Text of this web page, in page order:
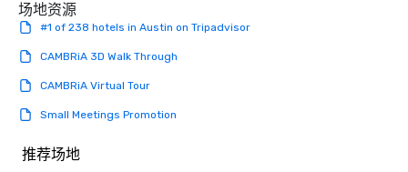
场地资源
#1 of 238 hotels in Austin on Tripadvisor
CAMBRiA 3D Walk Through
CAMBRiA Virtual Tour
Small Meetings Promotion
推荐场地